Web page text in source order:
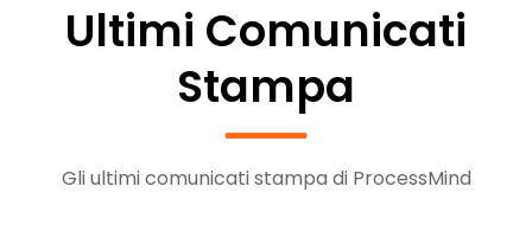
Ultimi Comunicati
Stampa
Gli ultimi comunicati stampa di ProcessMind